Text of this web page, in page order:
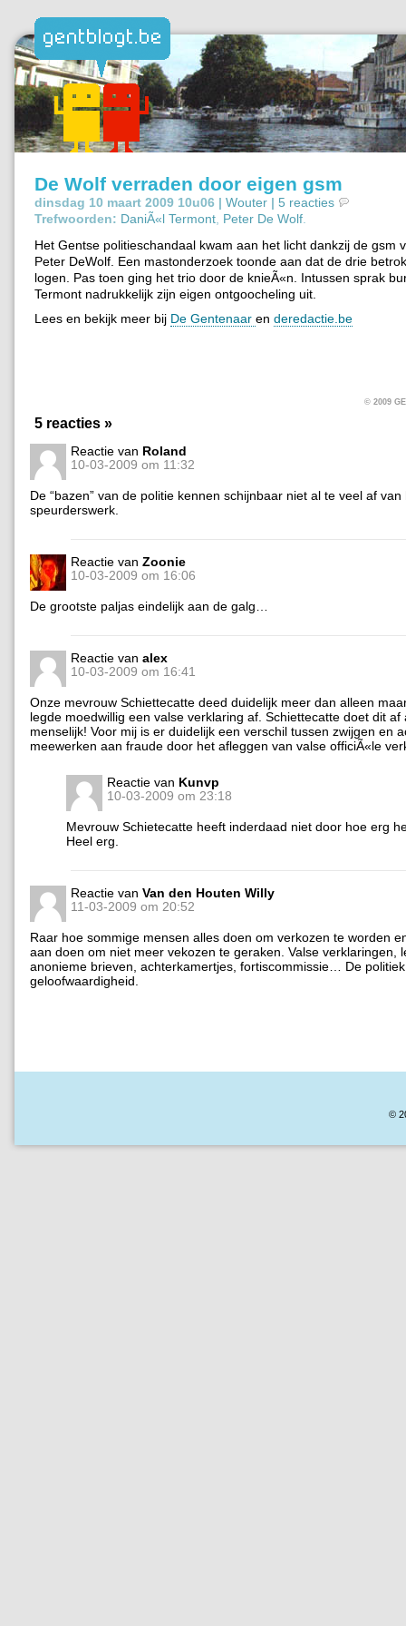
De Wolf verraden door eigen gsm
dinsdag 10 maart 2009 10u06 | Wouter | 5 reacties
Trefwoorden: DaniÃ«l Termont Peter De Wolf
Het Gentse politieschandaal kwam aan het licht dankzij de gsm
Peter DeWolf. Een mastonderzoek toonde aan dat de drie
logen. Pas toen ging het trio door de knieÃ«n. Intussen sprak
Termont nadrukkelijk zijn eigen ontgoocheling uit.
Lees en bekijk meer bij De Gentenaar en deredactie.be
© 2009
5 reacties »
Reactie van Roland
10-03-2009 om 11:32
De “bazen” van de politie kennen schijnbaar niet al te veel af van
speurderswerk.
Reactie van Zoonie
10-03-2009 om 16:06
De grootste paljas eindelijk aan de galg…
Reactie van alex
10-03-2009 om 16:41
Onze mevrouw Schiettecatte deed duidelijk meer dan alleen
legde moedwillig een valse verklaring af. Schiettecatte doet dit af
menselijk! Voor mij is er duidelijk een verschil tussen zwijgen en
meewerken aan fraude door het afleggen van valse officiÃ«le
Reactie van Kunvp
10-03-2009 om 23:18
Mevrouw Schietecatte heeft inderdaad niet door hoe erg
Heel erg.
Reactie van Van den Houten Willy
11-03-2009 om 20:52
Raar hoe sommige mensen alles doen om verkozen te worden
aan doen om niet meer vekozen te geraken. Valse verklaringen,
anonieme brieven, achterkamertjes, fortiscommissie… De
geloofwaardigheid.
©